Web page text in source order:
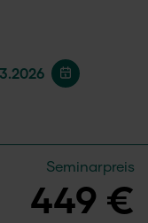
Seminarpreis
449 €